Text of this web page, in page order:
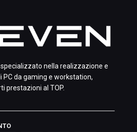
specializzato nella realizzazione e
da gaming e workstation,
prestazioni al TOP.